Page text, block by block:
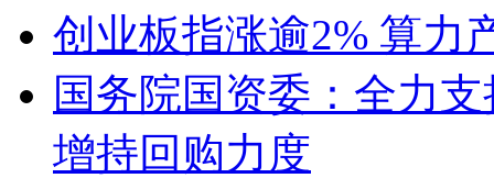
创业板指涨逾2% 算力
国务院国资委：全力
增持回购力度